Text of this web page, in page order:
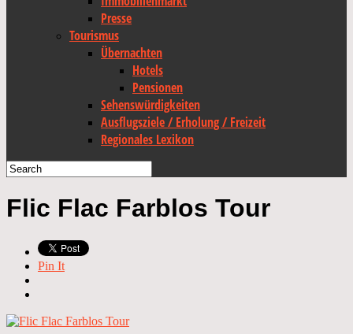
Presse
Tourismus
Übernachten
Hotels
Pensionen
Sehenswürdigkeiten
Ausflugsziele / Erholung / Freizeit
Regionales Lexikon
Flic Flac Farblos Tour
Pin It